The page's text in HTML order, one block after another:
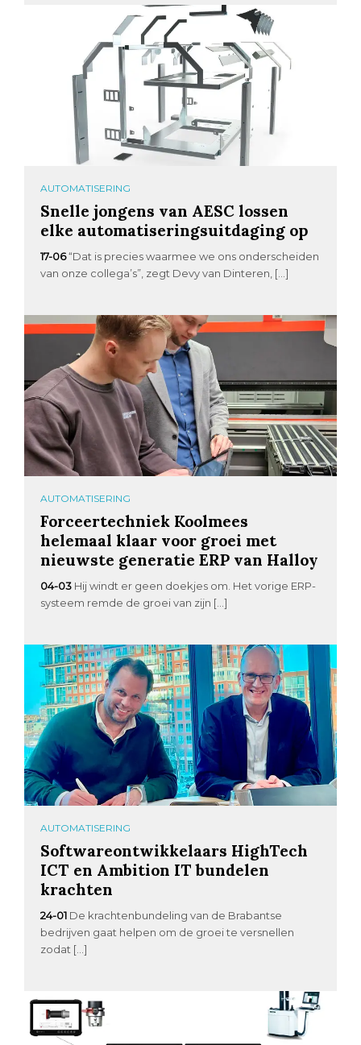
AUTOMATISERING
Snelle jongens van AESC lossen
elke automatiseringsuitdaging op
17-06“Dat is precies waarmee we ons onderscheiden
van onze collega’s”, zegt Devy van Dinteren, […]
AUTOMATISERING
Forceertechniek Koolmees
helemaal klaar voor groei met
nieuwste generatie ERP van Halloy
04-03 Hij windt er geen doekjes om. Het vorige ERP-
systeem remde de groei van zijn […]
AUTOMATISERING
Softwareontwikkelaars HighTech
ICT en Ambition IT bundelen
krachten
24-01 De krachtenbundeling van de Brabantse
bedrijven gaat helpen om de groei te versnellen
zodat […]